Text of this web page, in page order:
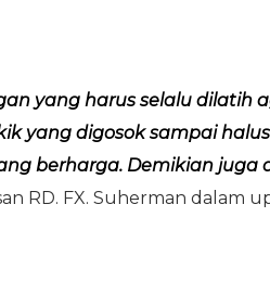
yang harus selalu dilatih
yang digosok sampai
berharga. Demikian juga
RD. FX. Suherman dalam